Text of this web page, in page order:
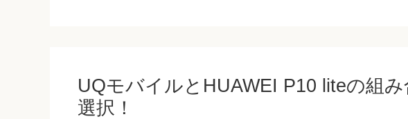
UQモバイルとHUAWEI P10 liteの組
選択！